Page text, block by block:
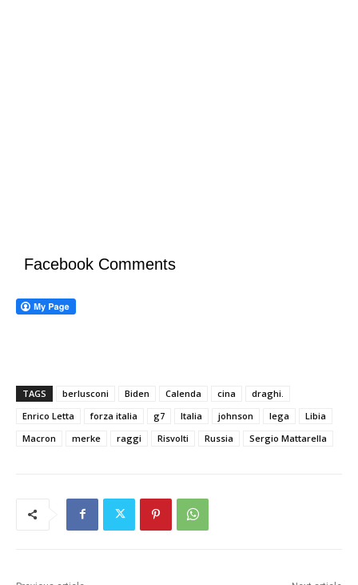
Facebook Comments
TAGS berlusconi Biden Calenda cina
draghi.
Enrico Letta
forza italia g7 Italia johnson lega
Libia
Macron
merke raggi Risvolti Russia Sergio Mattarella